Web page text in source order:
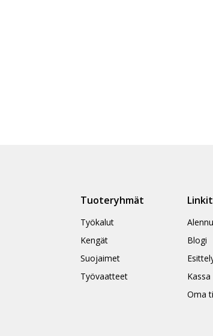
Tuoteryhmät
Työkalut
Kengät
Suojaimet
Työvaatteet
Linkit
Blogi
Kassa
Oma